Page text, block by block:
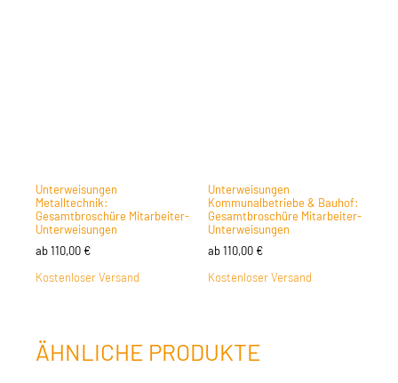
Unterweisungen
Metalltechnik:
Gesamtbroschüre Mitarbeiter-
Unterweisungen
ab110,00 €
Kostenloser Versand
Unterweisungen
Kommunalbetriebe & Bauhof:
Gesamtbroschüre Mitarbeiter-
Unterweisungen
ab110,00 €
Kostenloser Versand
ÄHNLICHE PRODUKTE